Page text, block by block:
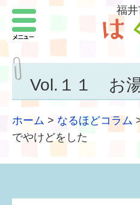
福
Vol.１１ お
ホーム > なるほどコラム
でやけどをした
メニュー
結婚したい
子どもがほしい
福井の子育て環境
子どもを育てよう